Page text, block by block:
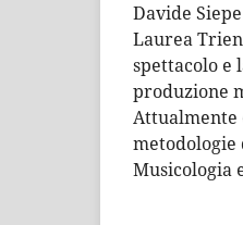
Davide
Laurea
spettacolo e
produzione
Attualmente
Musicologia